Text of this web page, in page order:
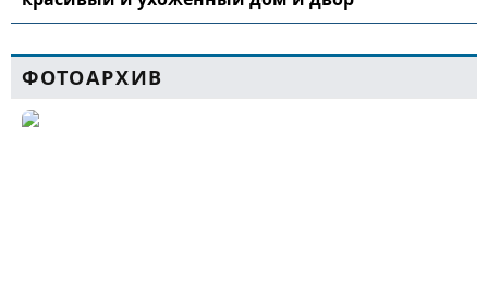
ФОТОАРХИВ